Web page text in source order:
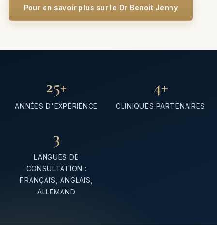
Pour en savoir plus sur le Dr Benoit Jenny
25+
ANNÉES D'EXPÉRIENCE
4+
CLINIQUES PARTENAIRES
3
LANGUES DE
CONSULTATION :
FRANÇAIS, ANGLAIS,
ALLEMAND